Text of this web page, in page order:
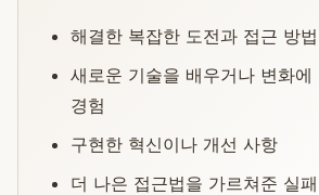
해결한 복잡한 도전과 접근 방법
새로운 기술을 배우거나 변화에
경험
구현한 혁신이나 개선 사항
더 나은 접근법을 가르쳐준 실패